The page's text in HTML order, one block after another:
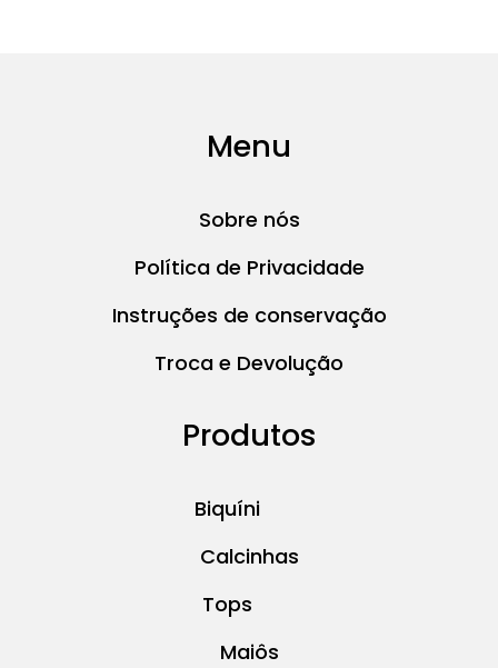
Menu
Sobre nós
Política de Privacidade
Instruções de conservação
Troca e Devolução
Produtos
Biquíni
Calcinhas
Tops
Maiôs